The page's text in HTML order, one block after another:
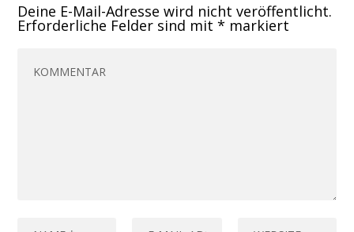
Deine E-Mail-Adresse wird nicht veröffentlicht.
Erforderliche Felder sind mit* markiert